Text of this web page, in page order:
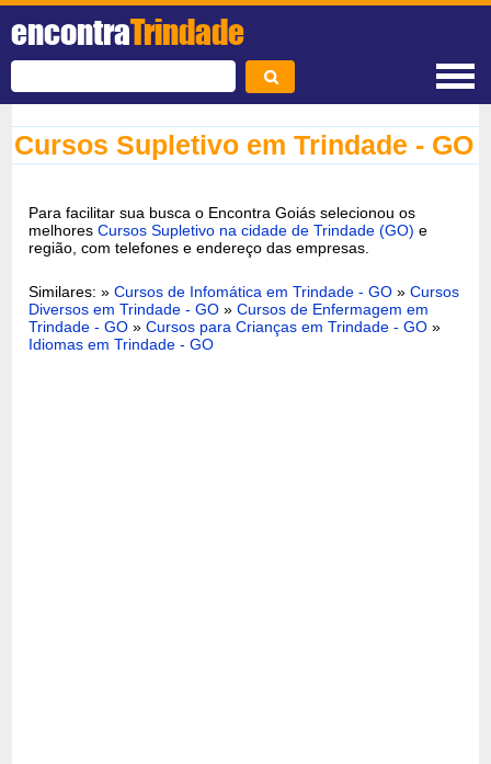
encontraTrindade
Cursos Supletivo em Trindade - GO
Para facilitar sua busca o Encontra Goiás selecionou os
melhoresCursos Supletivo na cidade de Trindade (GO) e
região, com telefones e endereço das empresas.
Similares: »Cursos de Infomática em Trindade - GO »Cursos
Diversos em Trindade - GO »Cursos de Enfermagem em
Trindade - GO »Cursos para Crianças em Trindade - GO »
Idiomas em Trindade - GO